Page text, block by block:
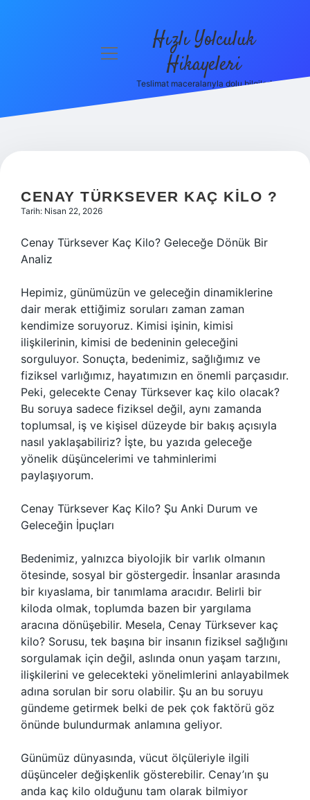
Hakkımızda
menüyü
Hızlı Yolculuk
Hikayeleri
Teslimat maceralarıyla dolu bilgiler!
CENAY TÜRKSEVER KAÇ KILO ?
Tarih: Nisan 22, 2026
Cenay Türksever Kaç Kilo? Geleceğe Dönük Bir
Analiz
Hepimiz, günümüzün ve geleceğin dinamiklerine
dair merak ettiğimiz soruları zaman zaman
kendimize soruyoruz. Kimisi işinin, kimisi
ilişkilerinin, kimisi de bedeninin geleceğini
sorguluyor. Sonuçta, bedenimiz, sağlığımız ve
fiziksel varlığımız, hayatımızın en önemli parçasıdır.
Peki, gelecekte Cenay Türksever kaç kilo olacak?
Bu soruya sadece fiziksel değil, aynı zamanda
toplumsal, iş ve kişisel düzeyde bir bakış açısıyla
nasıl yaklaşabiliriz? İşte, bu yazıda geleceğe
yönelik düşüncelerimi ve tahminlerimi
paylaşıyorum.
Cenay Türksever Kaç Kilo? Şu Anki Durum ve
Geleceğin İpuçları
Bedenimiz, yalnızca biyolojik bir varlık olmanın
ötesinde, sosyal bir göstergedir. İnsanlar arasında
bir kıyaslama, bir tanımlama aracıdır. Belirli bir
kiloda olmak, toplumda bazen bir yargılama
aracına dönüşebilir. Mesela, Cenay Türksever kaç
kilo? Sorusu, tek başına bir insanın fiziksel sağlığını
sorgulamak için değil, aslında onun yaşam tarzını,
ilişkilerini ve gelecekteki yönelimlerini anlayabilmek
adına sorulan bir soru olabilir. Şu an bu soruyu
gündeme getirmek belki de pek çok faktörü göz
önünde bulundurmak anlamına geliyor.
Günümüz dünyasında, vücut ölçüleriyle ilgili
düşünceler değişkenlik gösterebilir. Cenay’ın şu
anda kaç kilo olduğunu tam olarak bilmiyor